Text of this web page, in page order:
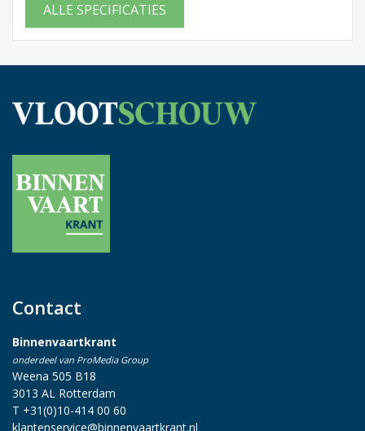
ALLE SPECIFICATIES
Contact
Binnenvaartkrant
onderdeel van ProMedia Group
Weena 505 B18
3013 AL Rotterdam
T +31(0)10-414 00 60
klantenservice@binnenvaartkrant.nl